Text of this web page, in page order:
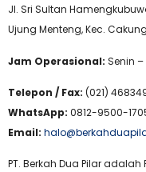
Jl. Sri Sultan
Ujung Menteng, Kec.
Jam Operasional: Senin –
Telepon / Fax: (021)
WhatsApp: 0812-9500-
Email:
PT. Berkah Dua Pilar